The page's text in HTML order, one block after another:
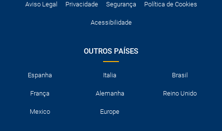
Aviso Legal Privacidade Segurança Política de Cookies
Acessibilidade
OUTROS PAÍSES
Espanha Italia Brasil
França Alemanha Reino Unido
Mexico Europe